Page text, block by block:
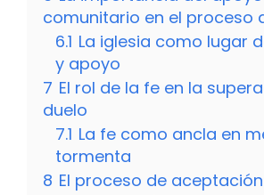
comunitario en el proceso
6.1 La iglesia como lugar
y apoyo
7 El rol de la fe en la
duelo
7.1 La fe como ancla en
tormenta
8 El proceso de